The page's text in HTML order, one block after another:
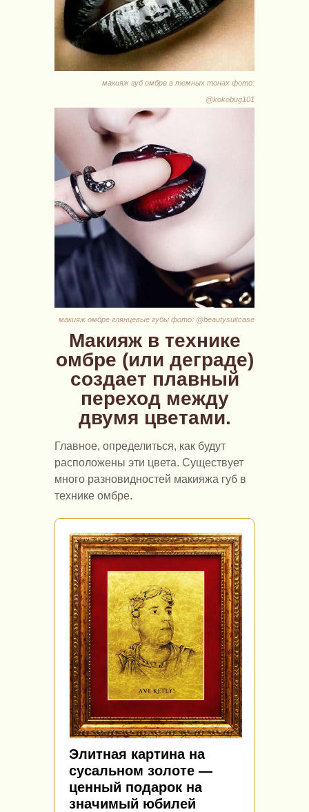
макияж губ омбре в темных тонах фото:
@kokobug101
макияж омбре глянцевые губы фото: @beautysuitcase
Макияж в технике
омбре (или деграде)
создает плавный
переход между
двумя цветами.
Главное, определиться, как будут
расположены эти цвета. Существует
много разновидностей макияжа губ в
технике омбре.
Элитная картина на
сусальном золоте —
ценный подарок на
значимый юбилей